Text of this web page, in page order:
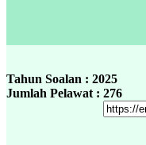
Tahun Soalan : 2025
Jumlah Pelawat : 276